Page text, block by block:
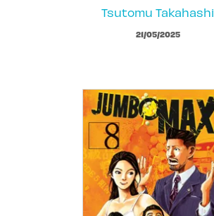
Tsutomu Takahashi
21/05/2025